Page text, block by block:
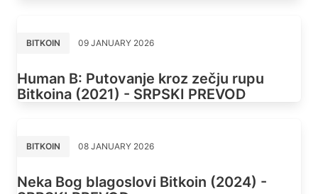
BITKOIN 09 JANUARY 2026
Human B: Putovanje kroz zečju rupu
Bitkoina (2021) - SRPSKI PREVOD
BITKOIN 08 JANUARY 2026
Neka Bog blagoslovi Bitkoin (2024) -